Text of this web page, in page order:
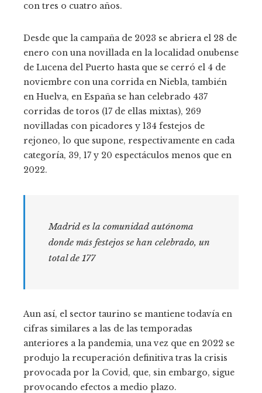
con tres o cuatro años.
Desde que la campaña de 2023 se abriera el 28 de
enero con una novillada en la localidad onubense
de Lucena del Puerto hasta que se cerró el 4 de
noviembre con una corrida en Niebla, también
en Huelva, en España se han celebrado 437
corridas de toros (17 de ellas mixtas), 269
novilladas con picadores y 134 festejos de
rejoneo, lo que supone, respectivamente en cada
categoría, 39, 17 y 20 espectáculos menos que en
2022.
Madrid es la comunidad autónoma
donde más festejos se han celebrado, un
total de 177
Aun así, el sector taurino se mantiene todavía en
cifras similares a las de las temporadas
anteriores a la pandemia, una vez que en 2022 se
produjo la recuperación definitiva tras la crisis
provocada por la Covid, que, sin embargo, sigue
provocando efectos a medio plazo.